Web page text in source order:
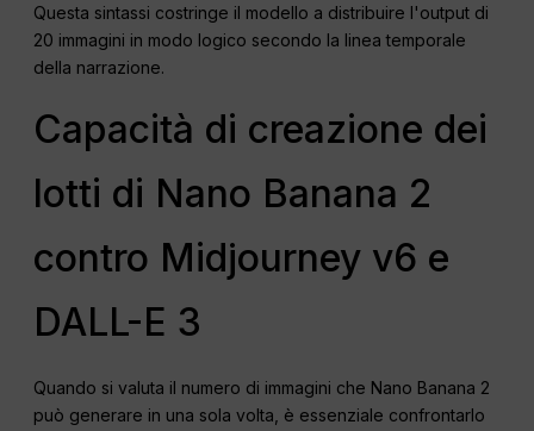
Questa sintassi costringe il modello a distribuire l'output di
20 immagini in modo logico secondo la linea temporale
della narrazione.
Capacità di creazione dei
lotti di Nano Banana 2
contro Midjourney v6 e
DALL-E 3
Quando si valuta il numero di immagini che Nano Banana 2
può generare in una sola volta, è essenziale confrontarlo